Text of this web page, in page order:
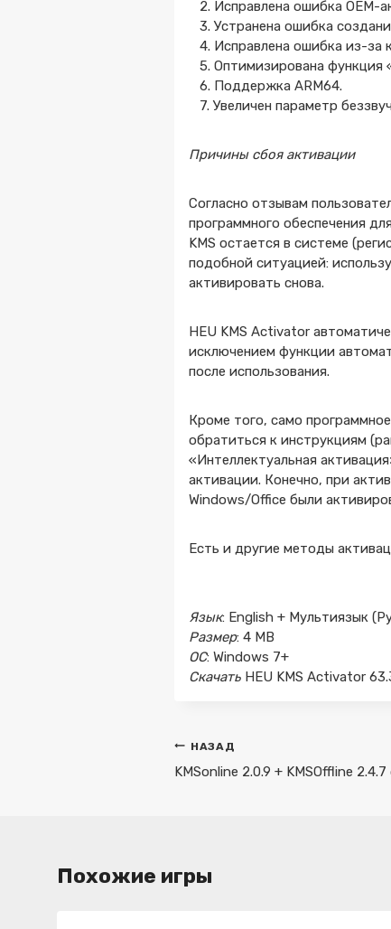
2. Исправлена ошибка OEM-
3. Устранена ошибка
4. Исправлена ошибка из-за
5. Оптимизирована функция
6. Поддержка ARM64.
7. Увеличен параметр
Причины сбоя активации
Согласно отзывам
программного обеспечения
KMS остается в системе
подобной ситуацией:
активировать снова.
HEU KMS Activator
исключением функции
после использования.
Кроме того, само
обратиться к инструкциям
«Интеллектуальная
активации. Конечно, при
Windows/Office были
Есть и другие методы
Язык: English + Мультиязык
Размер: 4 MB
ОС: Windows 7+
Скачать HEU KMS Activator
Навигация
по
НАЗАД
KMSonline 2.0.9 + KMSOffline
Похожие игры